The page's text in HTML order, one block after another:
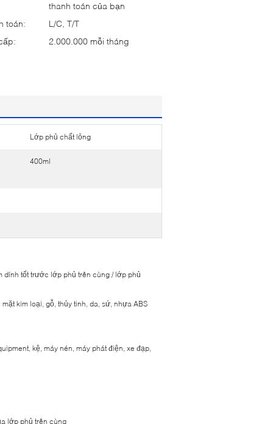
thanh toán của bạn
toán:
L/C, T/T
2.000.000 mỗi tháng
Lớp phủ chất lỏng
400ml
tốt trước lớp phủ trên cùng / lớp phủ
kim loại, gỗ, thủy tinh, da, sứ, nhựa ABS
kệ, máy nén, máy phát điện, xe đạp,
lớp phủ trên cùng